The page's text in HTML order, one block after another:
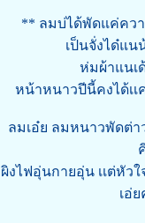
** ลมบ่ได้พัดแค่คว
เป็นจั่งได๋แ
ห่มผ้าแนเ
หน้าหนาวปีนี้คงได้เ
ลมเอ๋ย ลมหนาวพัดต่
ผิงไฟอุ่นกายอุ่น เเต่หัว
เอ่